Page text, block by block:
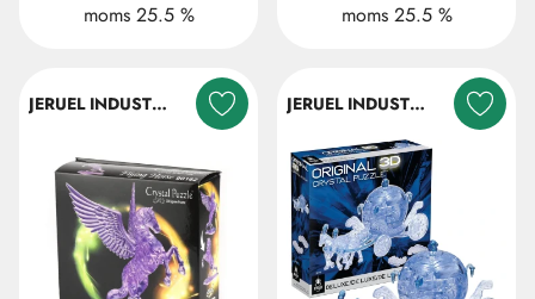
moms 25.5 % moms 25.5 %
JERUEL INDUSTRIAL COMPANY LTD. JERUEL INDUSTRIAL COMPANY LTD.